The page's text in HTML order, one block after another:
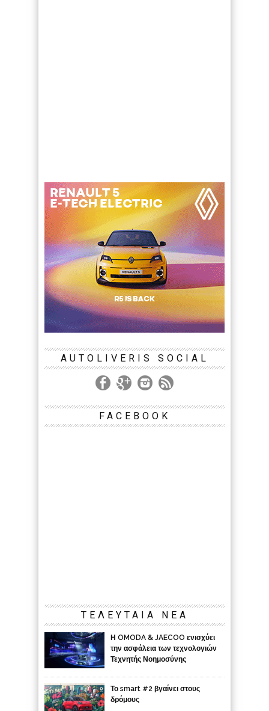
AUTOLIVERIS SOCIAL
FACEBOOK
ΤΕΛΕΥΤΑΙΑ ΝΕΑ
Η OMODA & JAECOO ενισχύει
την ασφάλεια των τεχνολογιών
Τεχνητής Νοημοσύνης
Το smart #2 βγαίνει στους
δρόμους